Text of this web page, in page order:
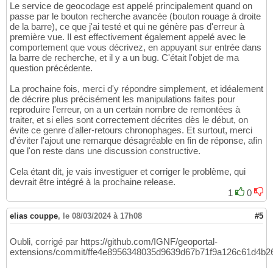
Le service de geocodage est appelé principalement quand on
passe par le bouton recherche avancée (bouton rouage à droite
de la barre), ce que j'ai testé et qui ne génère pas d'erreur à
première vue. Il est effectivement également appelé avec le
comportement que vous décrivez, en appuyant sur entrée dans
la barre de recherche, et il y a un bug. C'était l'objet de ma
question précédente.
La prochaine fois, merci d'y répondre simplement, et idéalement
de décrire plus précisément les manipulations faites pour
reproduire l'erreur, on a un certain nombre de remontées à
traiter, et si elles sont correctement décrites dès le début, on
évite ce genre d'aller-retours chronophages. Et surtout, merci
d'éviter l'ajout une remarque désagréable en fin de réponse, afin
que l'on reste dans une discussion constructive.
Cela étant dit, je vais investiguer et corriger le problème, qui
devrait être intégré à la prochaine release.
1
0
elias couppe, le 08/03/2024 à 17h08 #5
Oubli, corrigé par https://github.com/IGNF/geoportal-
extensions/commit/